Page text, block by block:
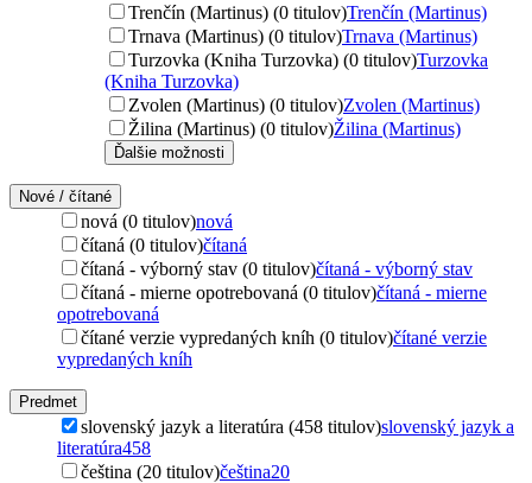
Trenčín (Martinus) (0 titulov)Trenčín (Martinus)
Trnava (Martinus) (0 titulov)Trnava (Martinus)
Turzovka (Kniha Turzovka) (0 titulov)Turzovka
(Kniha Turzovka)
Zvolen (Martinus) (0 titulov)Zvolen (Martinus)
Žilina (Martinus) (0 titulov)Žilina (Martinus)
Ďalšie možnosti
Nové / čítané
nová (0 titulov)nová
čítaná (0 titulov)čítaná
čítaná - výborný stav (0 titulov)čítaná - výborný stav
čítaná - mierne opotrebovaná (0 titulov)čítaná - mierne
opotrebovaná
čítané verzie vypredaných kníh (0 titulov)čítané verzie
vypredaných kníh
Predmet
slovenský jazyk a literatúra (458 titulov)slovenský jazyk a
literatúra458
čeština (20 titulov)čeština20